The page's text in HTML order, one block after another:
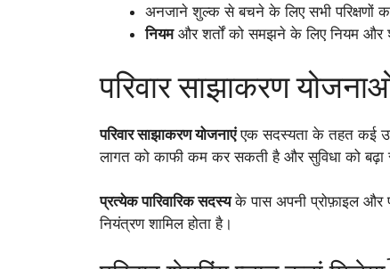
अनजाने शुल्क से बचने के लिए सभी परिक्षणों
नियमऔर शर्तों को समझने के लिए नियम और
परिवार साझाकरण
परिवार साझाकरण योजनाएंएक सदस्यता के तहत कई
लागत को काफी कम कर सकती है और सुविधा को बढ़ा
प्रत्येक पारिवारिक सदस्यके पास अपनी प्रोफ़ाइल
नियंत्रण शामिल होता है।